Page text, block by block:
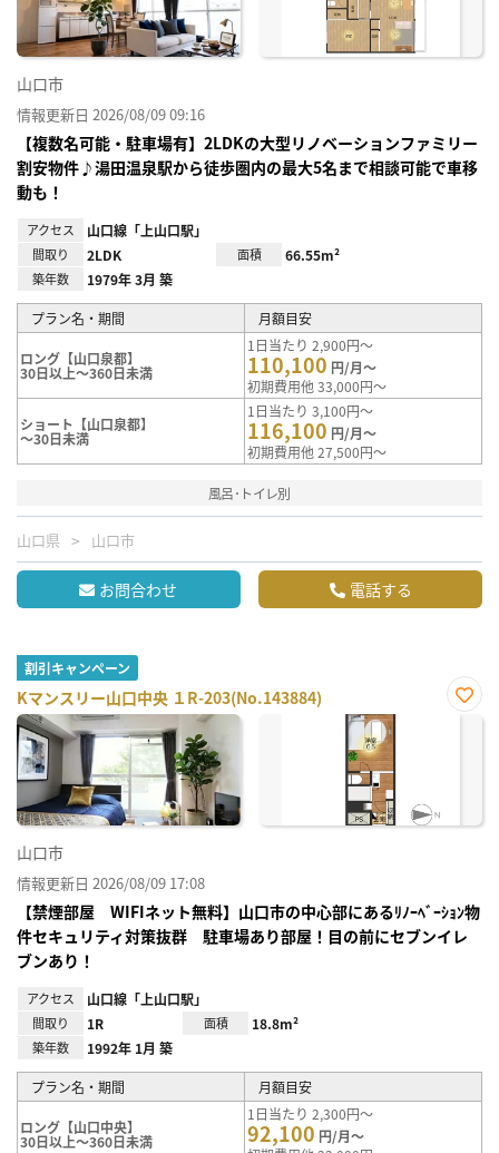
山口市
情報更新日 2026/08/09 09:16
【複数名可能・駐車場有】2LDKの大型リノベーションファミリー
割安物件♪湯田温泉駅から徒歩圏内の最大5名まで相談可能で車移
動も！
アクセス 山口線「上山口駅」
間取り 2LDK 面積 66.55m²
築年数 1979年 3月 築
プラン名・期間 月額目安
ロング【山口泉都】
30日以上～360日未満
1日当たり 2,900円～
110,100 円/月～
初期費用他 33,000円～
ショート【山口泉都】
～30日未満
1日当たり 3,100円～
116,100 円/月～
初期費用他 27,500円～
風呂･トイレ別
山口県 山口市
お問合わせ 電話する
割引キャンペーン
Kマンスリー山口中央 １R-203(No.143884)
お気
山口市
情報更新日 2026/08/09 17:08
【禁煙部屋 WIFIネット無料】山口市の中心部にあるﾘﾉｰﾍﾞｰｼｮﾝ物
件セキュリティ対策抜群 駐車場あり部屋！目の前にセブンイレ
ブンあり！
アクセス 山口線「上山口駅」
間取り 1R 面積 18.8m²
築年数 1992年 1月 築
プラン名・期間 月額目安
ロング【山口中央】
30日以上～360日未満
1日当たり 2,300円～
92,100 円/月～